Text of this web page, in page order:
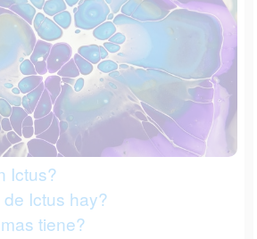
Ictus?
Ictus hay?
tiene?